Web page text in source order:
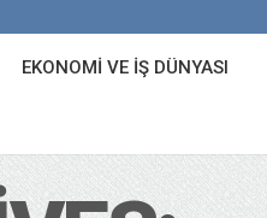
EKONOMI VE İŞ DÜNYASI